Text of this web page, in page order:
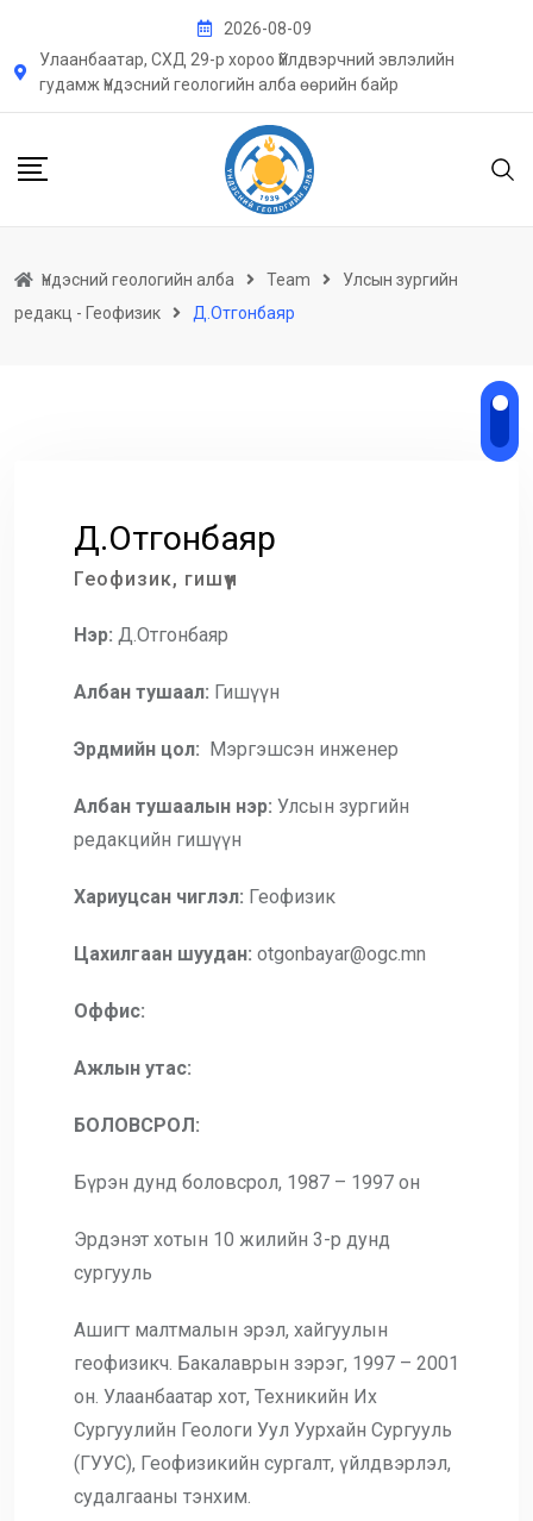
content
2026-08-09
Улаанбаатар, СХД 29-р хороо Үйлдвэрчний эвлэлийн
гудамж Үндэсний геологийн алба өөрийн байр
Үндэсний геологийн алба Team
Улсын зургийн
редакц - Геофизик
Д.Отгонбаяр
Д.Отгонбаяр
Геофизик, гишүүн
Нэр: Д.Отгонбаяр
Албан тушаал: Гишүүн
Эрдмийн цол: Мэргэшсэн инженер
Албан тушаалын нэр: Улсын зургийн
редакцийн гишүүн
Хариуцсан чиглэл: Геофизик
Цахилгаан шуудан: otgonbayar@ogc.mn
Оффис:
Ажлын утас:
БОЛОВСРОЛ:
Бүрэн дунд боловсрол, 1987 – 1997 он
Эрдэнэт хотын 10 жилийн 3-р дунд
сургууль
Ашигт малтмалын эрэл, хайгуулын
геофизикч. Бакалаврын зэрэг, 1997 – 2001
он. Улаанбаатар хот, Техникийн Их
Сургуулийн Геологи Уул Уурхайн Сургууль
(ГУУС), Геофизикийн сургалт, үйлдвэрлэл,
судалгааны тэнхим.